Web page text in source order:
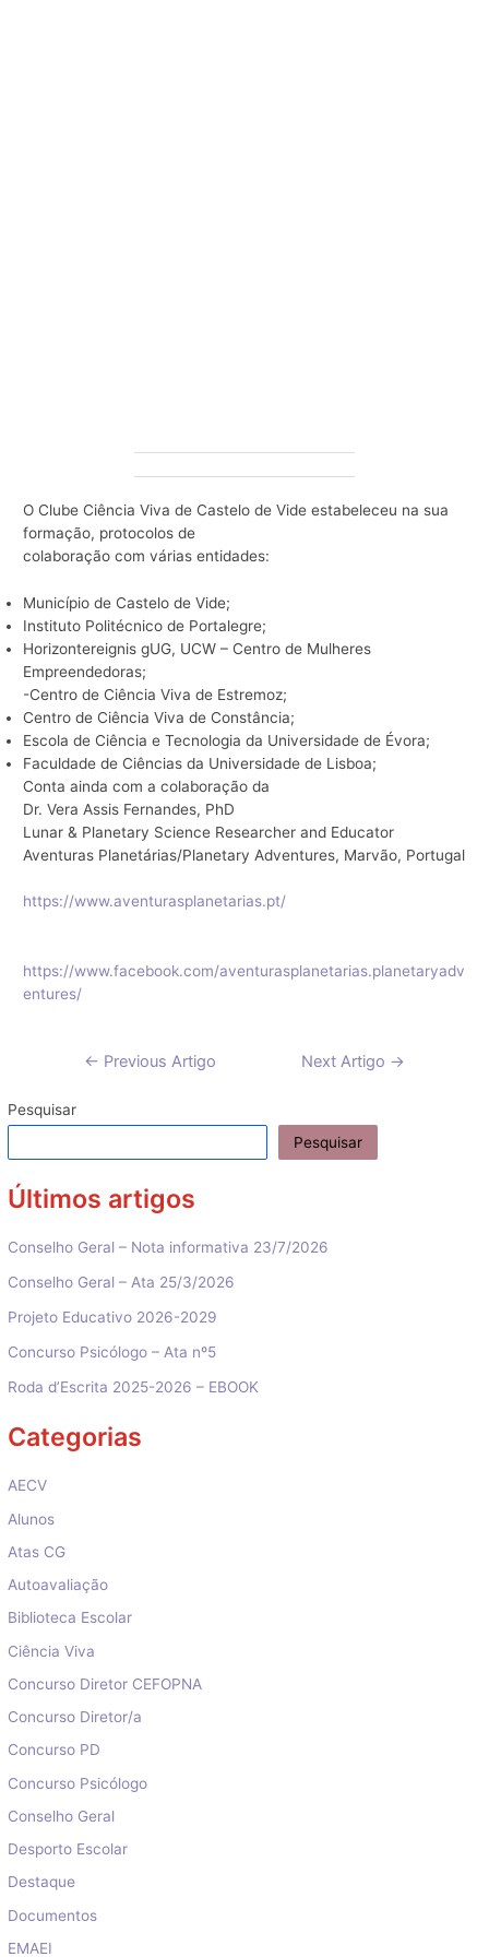
O Clube Ciência Viva de Castelo de Vide estabeleceu na sua
formação, protocolos de
colaboração com várias entidades:
Município de Castelo de Vide;
Instituto Politécnico de Portalegre;
Horizontereignis gUG, UCW – Centro de Mulheres
Empreendedoras;
-Centro de Ciência Viva de Estremoz;
Centro de Ciência Viva de Constância;
Escola de Ciência e Tecnologia da Universidade de Évora;
Faculdade de Ciências da Universidade de Lisboa;
Conta ainda com a colaboração da
Dr. Vera Assis Fernandes, PhD
Lunar & Planetary Science Researcher and Educator
Aventuras Planetárias/Planetary Adventures, Marvão, Portugal
https://www.aventurasplanetarias.pt/
https://www.facebook.com/aventurasplanetarias.planetaryadv
entures/
Navegação
artigos
← Previous Artigo Next Artigo →
Pesquisar
Pesquisar
Últimos artigos
Conselho Geral – Nota informativa 23/7/2026
Conselho Geral – Ata 25/3/2026
Projeto Educativo 2026-2029
Concurso Psicólogo – Ata nº5
Roda d’Escrita 2025-2026 – EBOOK
Categorias
AECV
Alunos
Atas CG
Autoavaliação
Biblioteca Escolar
Ciência Viva
Concurso Diretor CEFOPNA
Concurso Diretor/a
Concurso PD
Concurso Psicólogo
Conselho Geral
Desporto Escolar
Destaque
Documentos
EMAEI